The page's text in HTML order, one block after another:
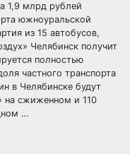
1,9 млрд рублей
южноуральской
из 15 автобусов,
Челябинск получит
полностью
частного транспорта
в Челябинске будут
на сжиженном и 110
…